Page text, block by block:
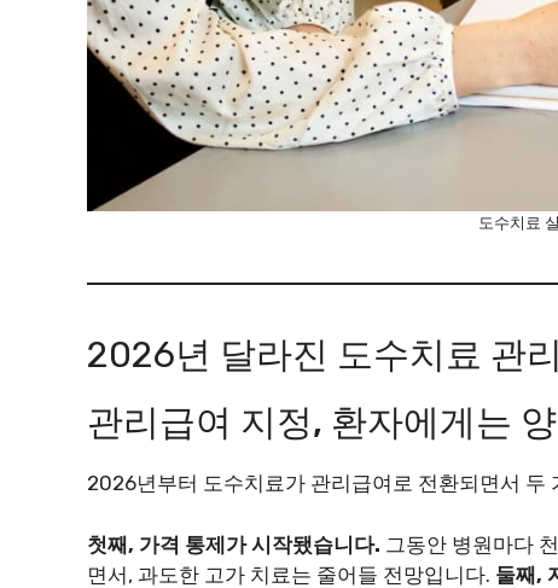
도수치료
2026년 달라진 도수치료 관
관리급여 지정, 환자에게는
2026년부터 도수치료가 관리급여로 전환되면서 두
첫째, 가격 통제가 시작됐습니다. 그동안 병원마다
면서, 과도한 고가 치료는 줄어들 전망입니다. 둘째,